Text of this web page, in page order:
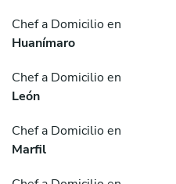
Chef a Domicilio en
Huanímaro
Chef a Domicilio en
León
Chef a Domicilio en
Marfil